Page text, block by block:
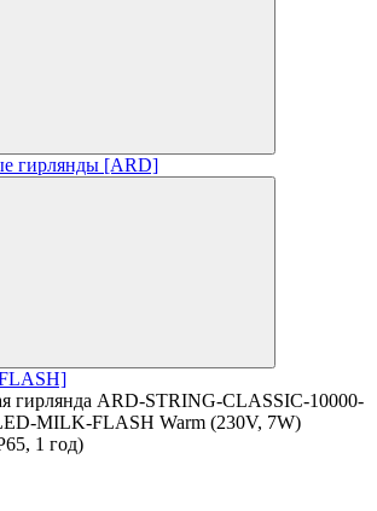
гирлянды [ARD]
гирлянда ARD-STRING-CLASSIC-10000-
MILK-FLASH Warm (230V, 7W)
1 год)